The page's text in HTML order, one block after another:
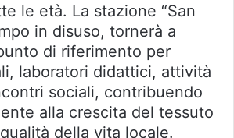
le età. La stazione “San
in disuso, tornerà a
di riferimento per
laboratori didattici, attività
sociali, contribuendo
alla crescita del tessuto
della vita locale.